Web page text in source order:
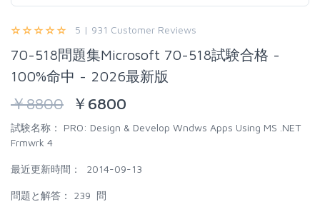
5 | 931 Customer Reviews
70-518問題集Microsoft 70-518試験合格 -
100%命中 - 2026最新版
￥8800 ￥ 6800
試験名称：
PRO: Design & Develop Wndws Apps Using MS .NET
Frmwrk 4
最近更新時間： 2014-09-13
問題と解答： 239 問